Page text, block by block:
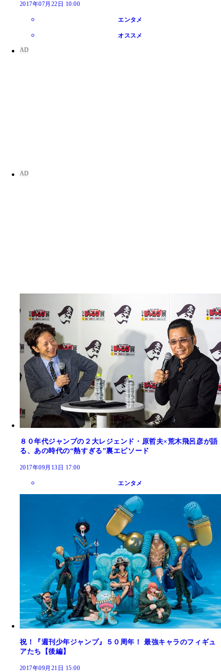
2017年07月22日 10:00
エンタメ
オススメ
８０年代ジャンプの２大レジェンド・原哲夫×荒木飛呂彦が語
る、あの時代の“熱すぎる”裏エピソード
2017年09月13日 17:00
エンタメ
祝！『週刊少年ジャンプ』５０周年！ 最強キャラのフィギュ
アたち【後編】
2017年09月21日 15:00